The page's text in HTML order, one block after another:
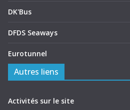
DK'Bus
DFDS Seaways
Eurotunnel
Autres liens
Activités sur le site